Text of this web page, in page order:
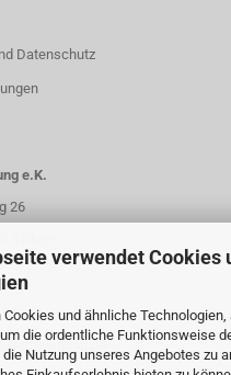
verwendet Cookies
Cookies und ähnliche Technologien,
die ordentliche Funktionsweise
Nutzung unseres Angebotes zu
Datenschutz
e.K.
26